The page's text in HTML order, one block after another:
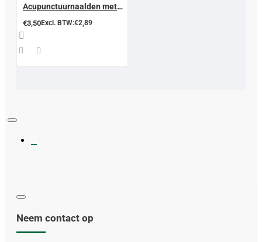
Acupunctuurnaalden met
geleidebuisje – koperen
spiraalgreep |
coating
€3,50Excl. BTW:€2,89
Neem contact op